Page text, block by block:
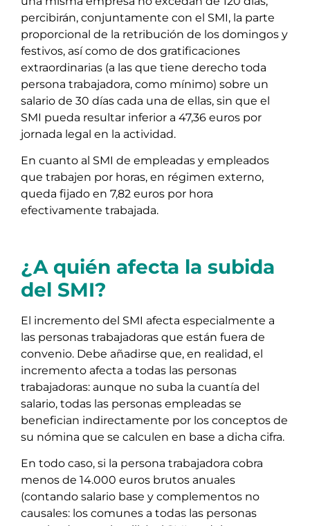
percibirán, conjuntamente con el SMI, la parte
proporcional de la retribución de los domingos y
festivos, así como de dos gratificaciones
extraordinarias (a las que tiene derecho toda
persona trabajadora, como mínimo) sobre un
salario de 30 días cada una de ellas, sin que el
SMI pueda resultar inferior a 47,36 euros por
jornada legal en la actividad.
En cuanto al SMI de empleadas y empleados
que trabajen por horas, en régimen externo,
queda fijado en 7,82 euros por hora
efectivamente trabajada.
¿A quién afecta la subida
del SMI?
El incremento del SMI afecta especialmente a
las personas trabajadoras que están fuera de
convenio. Debe añadirse que, en realidad, el
incremento afecta a todas las personas
trabajadoras: aunque no suba la cuantía del
salario, todas las personas empleadas se
benefician indirectamente por los conceptos de
su nómina que se calculen en base a dicha cifra.
En todo caso, si la persona trabajadora cobra
menos de 14.000 euros brutos anuales
(contando salario base y complementos no
causales: los comunes a todas las personas